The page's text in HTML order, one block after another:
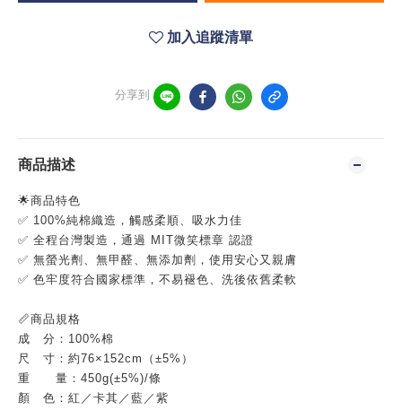
加入追蹤清單
分享到
商品描述
🌟商品特色
✅ 100%純棉織造，觸感柔順、吸水力佳
✅ 全程台灣製造，通過 MIT微笑標章 認證
✅ 無螢光劑、無甲醛、無添加劑，使用安心又親膚
✅ 色牢度符合國家標準，不易褪色、洗後依舊柔軟
📏商品規格
成 分：100%棉
尺 寸：約76×152cm（±5%）
重 量：450g(±5%)/條
顏 色：紅／卡其／藍／紫